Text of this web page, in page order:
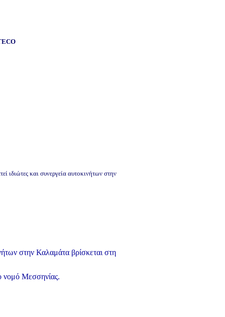
ιδιώτες και συνεργεία αυτοκινήτων στην
στην Καλαμάτα βρίσκεται στη
νομό Μεσσηνίας.